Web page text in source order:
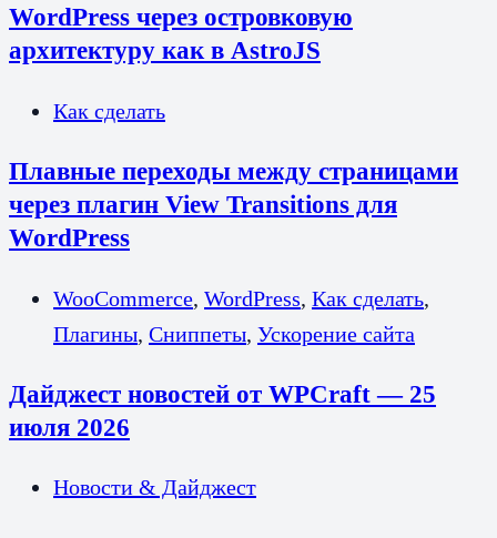
WordPress через островковую
архитектуру как в AstroJS
Как сделать
Плавные переходы между страницами
через плагин View Transitions для
WordPress
WooCommerce, WordPress, Как сделать,
Плагины, Сниппеты, Ускорение сайта
Дайджест новостей от WPCraft — 25
июля 2026
Новости & Дайджест